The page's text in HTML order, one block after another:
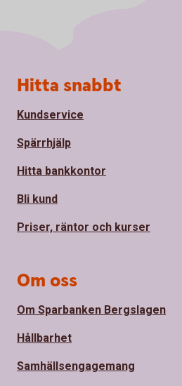
Sidfot
Hitta snabbt
Kundservice
Spärrhjälp
Hitta bankkontor
Bli kund
Priser, räntor och kurser
Om oss
Om Sparbanken Bergslagen
Hållbarhet
Samhällsengagemang